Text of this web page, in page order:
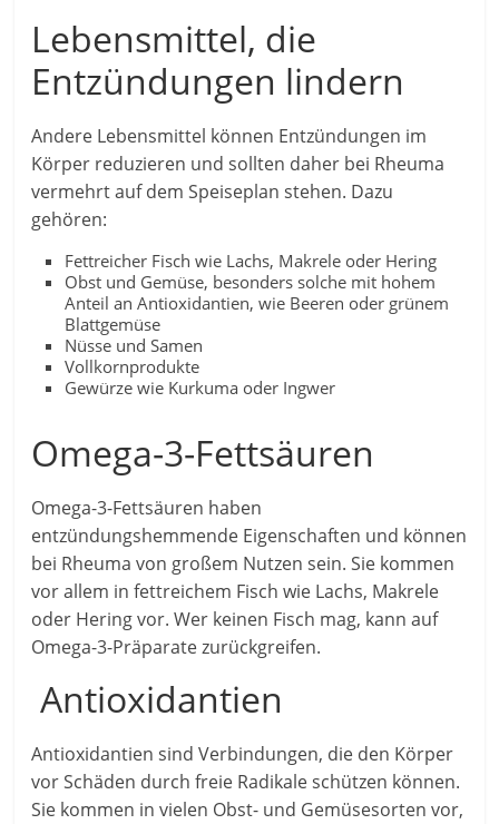
Lebensmittel, die
Entzündungen lindern
Andere Lebensmittel können Entzündungen im
Körper reduzieren und sollten daher bei Rheuma
vermehrt auf dem Speiseplan stehen. Dazu
gehören:
Fettreicher Fisch wie Lachs, Makrele oder Hering
Obst und Gemüse, besonders solche mit hohem
Anteil an Antioxidantien, wie Beeren oder grünem
Blattgemüse
Nüsse und Samen
Vollkornprodukte
Gewürze wie Kurkuma oder Ingwer
Omega-3-Fettsäuren
Omega-3-Fettsäuren haben
entzündungshemmende Eigenschaften und können
bei Rheuma von großem Nutzen sein. Sie kommen
vor allem in fettreichem Fisch wie Lachs, Makrele
oder Hering vor. Wer keinen Fisch mag, kann auf
Omega-3-Präparate zurückgreifen.
Antioxidantien
Antioxidantien sind Verbindungen, die den Körper
vor Schäden durch freie Radikale schützen können.
Sie kommen in vielen Obst- und Gemüsesorten vor,